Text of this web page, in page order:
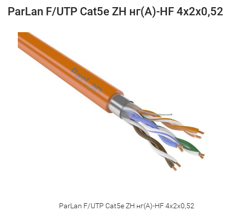
ParLan F/UTP Cat5e ZH нг(А)-HF 4х2х0,52
ParLan F/UTP Cat5e ZH нг(А)-HF 4х2х0,52